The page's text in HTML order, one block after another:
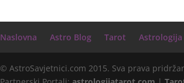
Naslovna Astro Blog Tarot Astrologija
© AstroSavjetnici.com 2015. Sva prava